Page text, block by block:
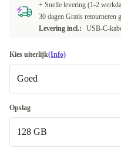
+ Snelle levering (1-2
30 dagen Gratis retourneren
Levering incl.:
USB-C-
Kies uiterlijk(Info)
Goed
Goed
Heel goed
Opslag
128 GB